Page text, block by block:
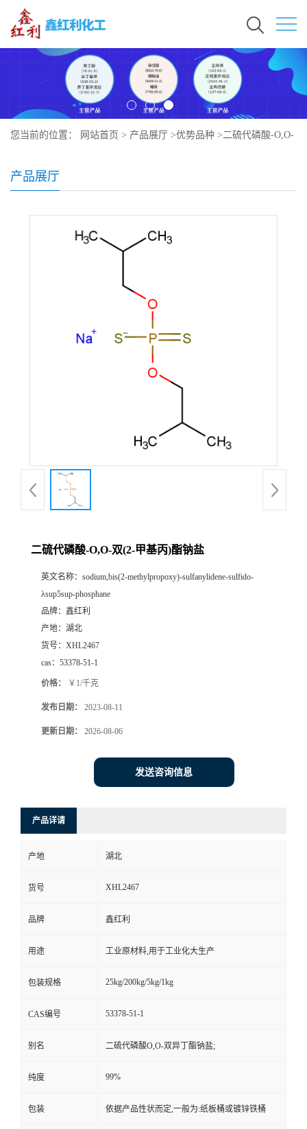
您当前的位置： 网站首页 > 产品展厅 >优势品种 >二硫代磷酸-O,O-
产品展厅
二硫代磷酸-O,O-双(2-甲基丙)酯钠盐
英文名称： sodium,bis(2-methylpropoxy)-sulfanylidene-sulfido-
λsup5sup-phosphane
品牌： 鑫红利
产地： 湖北
货号： XHL2467
cas： 53378-51-1
价格： ￥1/千克
发布日期： 2023-08-11
更新日期： 2026-08-06
发送咨询信息
产品详请
产地 湖北
货号 XHL2467
品牌 鑫红利
用途 工业原材料,用于工业化大生产
包装规格 25kg/200kg/5kg/1kg
CAS编号 53378-51-1
别名 二硫代磷酸O,O-双异丁酯钠盐;
纯度 99%
包装 依据产品性状而定,一般为:纸板桶或镀锌铁桶